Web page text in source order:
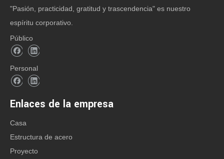
"Pasión, practicidad, gratitud y trascendencia" es nuestro
espíritu corporativo.
Público
Personal
Enlaces de la empresa
Casa
Estructura de acero
Proyecto